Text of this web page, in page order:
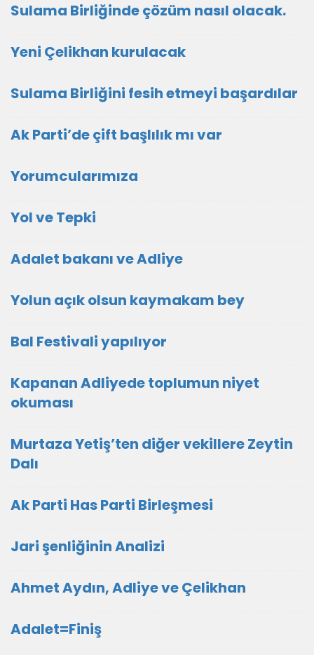
Sulama Birliğinde çözüm nasıl olacak.
Yeni Çelikhan kurulacak
Sulama Birliğini fesih etmeyi başardılar
Ak Parti’de çift başlılık mı var
Yorumcularımıza
Yol ve Tepki
Adalet bakanı ve Adliye
Yolun açık olsun kaymakam bey
Bal Festivali yapılıyor
Kapanan Adliyede toplumun niyet
okuması
Murtaza Yetiş’ten diğer vekillere Zeytin
Dalı
Ak Parti Has Parti Birleşmesi
Jari şenliğinin Analizi
Ahmet Aydın, Adliye ve Çelikhan
Adalet=Finiş